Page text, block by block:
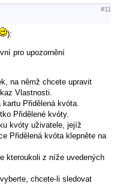
#11
):
pro upozornění
na němž chcete upravit
Vlastnosti.
Přidělená kvóta.
Přidělené kvóty.
kvóty uživatele, jejíž
Přidělená kvóta klepněte na
kteroukoli z níže uvedených
chcete-li sledovat